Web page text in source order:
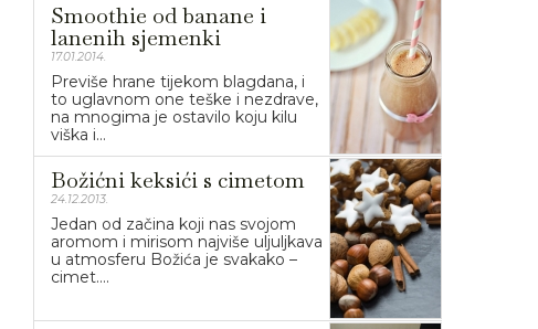
Smoothie od banane i
lanenih sjemenki
17.01.2014.
Previše hrane tijekom blagdana, i
to uglavnom one teške i nezdrave,
na mnogima je ostavilo koju kilu
viška i...
Božićni keksići s cimetom
24.12.2013.
Jedan od začina koji nas svojom
aromom i mirisom najviše uljuljkava
u atmosferu Božića je svakako –
cimet....